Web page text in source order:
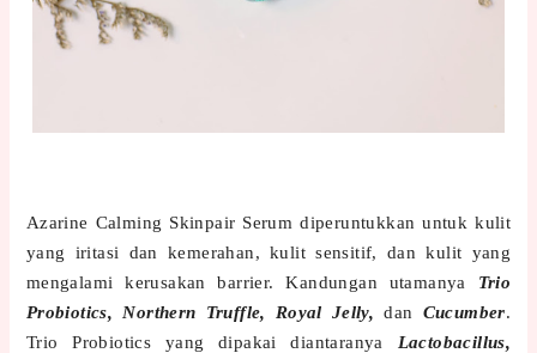
Azarine Calming Skinpair Serum diperuntukkan untuk kulit
yang iritasi dan kemerahan, kulit sensitif, dan kulit yang
mengalami kerusakan barrier. Kandungan utamanya Trio
Probiotics, Northern Truffle, Royal Jelly, dan Cucumber.
Trio Probiotics yang dipakai diantaranya Lactobacillus,